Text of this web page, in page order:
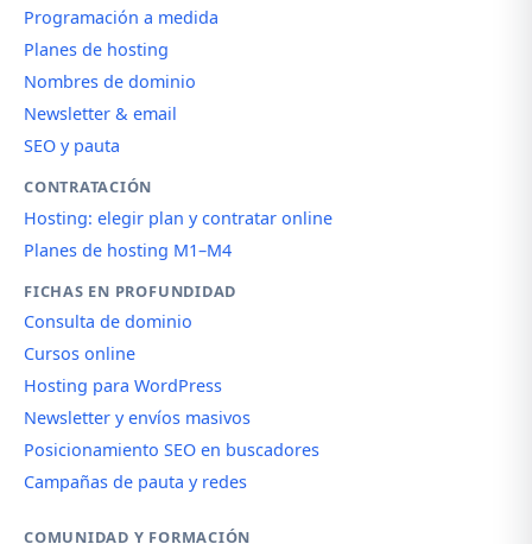
Programación a medida
Planes de hosting
Nombres de dominio
Newsletter & email
SEO y pauta
CONTRATACIÓN
Hosting: elegir plan y contratar online
Planes de hosting M1–M4
FICHAS EN PROFUNDIDAD
Consulta de dominio
Cursos online
Hosting para WordPress
Newsletter y envíos masivos
Posicionamiento SEO en buscadores
Campañas de pauta y redes
COMUNIDAD Y FORMACIÓN